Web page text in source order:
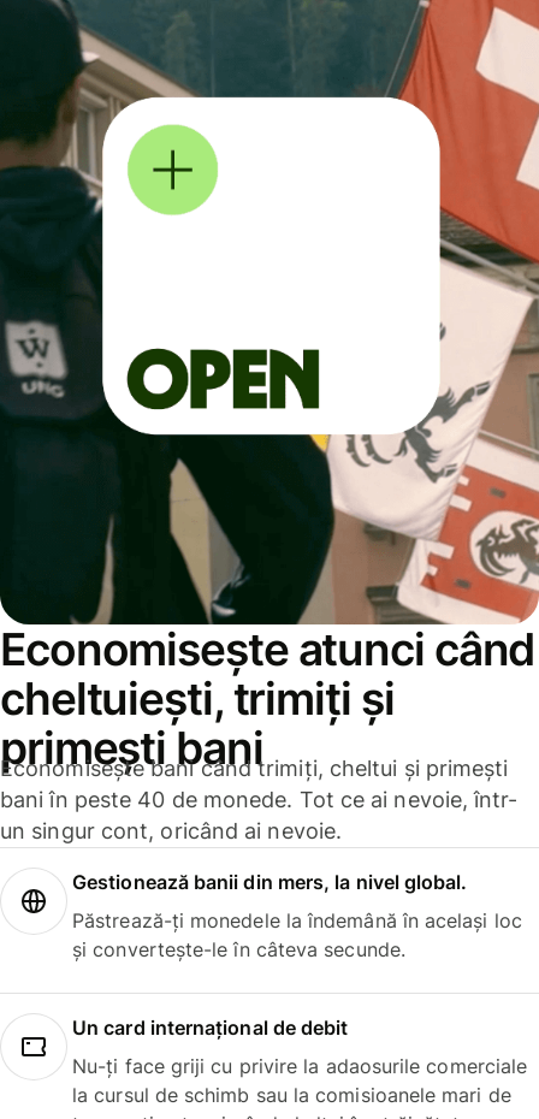
Economisește atunci când
cheltuiești, trimiți și
primești bani
Economisește bani când trimiți, cheltui și primești
bani în peste 40 de monede. Tot ce ai nevoie, într-
un singur cont, oricând ai nevoie.
Gestionează banii din mers, la nivel global.
Păstrează-ți monedele la îndemână în același loc
și convertește-le în câteva secunde.
Un card internațional de debit
Nu-ți face griji cu privire la adaosurile comerciale
la cursul de schimb sau la comisioanele mari de